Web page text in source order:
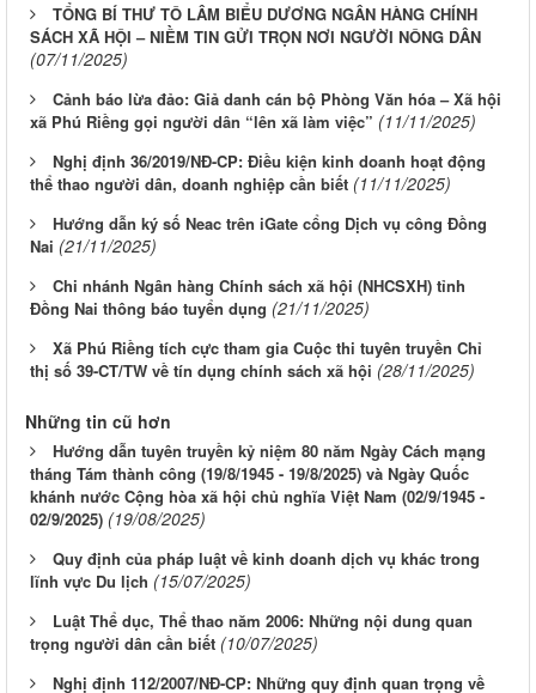
TỔNG BÍ THƯ TÔ LÂM BIỂU DƯƠNG NGÂN HÀNG CHÍNH
SÁCH XÃ HỘI – NIỀM TIN GỬI TRỌN NƠI NGƯỜI NÔNG DÂN
(07/11/2025)
Cảnh báo lừa đảo: Giả danh cán bộ Phòng Văn hóa – Xã hội
xã Phú Riềng gọi người dân “lên xã làm việc” (11/11/2025)
Nghị định 36/2019/NĐ-CP: Điều kiện kinh doanh hoạt động
thể thao người dân, doanh nghiệp cần biết (11/11/2025)
Hướng dẫn ký số Neac trên iGate cổng Dịch vụ công Đồng
Nai (21/11/2025)
Chi nhánh Ngân hàng Chính sách xã hội (NHCSXH) tỉnh
Đồng Nai thông báo tuyển dụng (21/11/2025)
Xã Phú Riềng tích cực tham gia Cuộc thi tuyên truyền Chỉ
thị số 39-CT/TW về tín dụng chính sách xã hội (28/11/2025)
Những tin cũ hơn
Hướng dẫn tuyên truyền kỷ niệm 80 năm Ngày Cách mạng
tháng Tám thành công (19/8/1945 - 19/8/2025) và Ngày Quốc
khánh nước Cộng hòa xã hội chủ nghĩa Việt Nam (02/9/1945 -
02/9/2025) (19/08/2025)
Quy định của pháp luật về kinh doanh dịch vụ khác trong
lĩnh vực Du lịch (15/07/2025)
Luật Thể dục, Thể thao năm 2006: Những nội dung quan
trọng người dân cần biết (10/07/2025)
Nghị định 112/2007/NĐ-CP: Những quy định quan trọng về